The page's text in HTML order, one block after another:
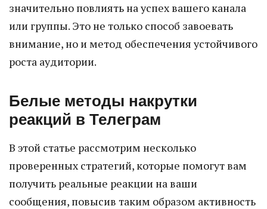
значительно повлиять на успех вашего канала
или группы. Это не только способ завоевать
внимание, но и метод обеспечения устойчивого
роста аудитории.
Белые методы накрутки
реакций в Телеграм
В этой статье рассмотрим несколько
проверенных стратегий, которые помогут вам
получить реальные реакции на ваши
сообщения, повысив таким образом активность